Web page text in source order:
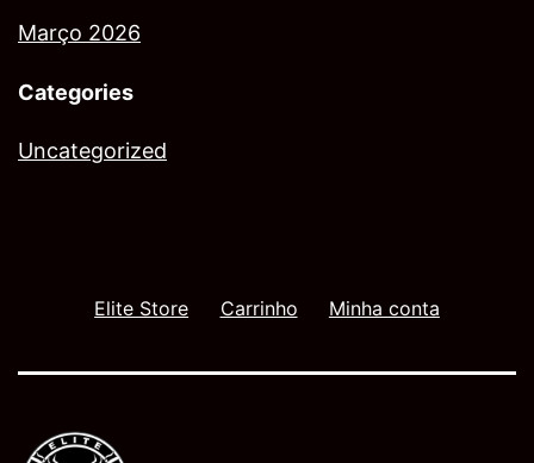
Março 2026
Categories
Uncategorized
Elite Store Carrinho Minha conta